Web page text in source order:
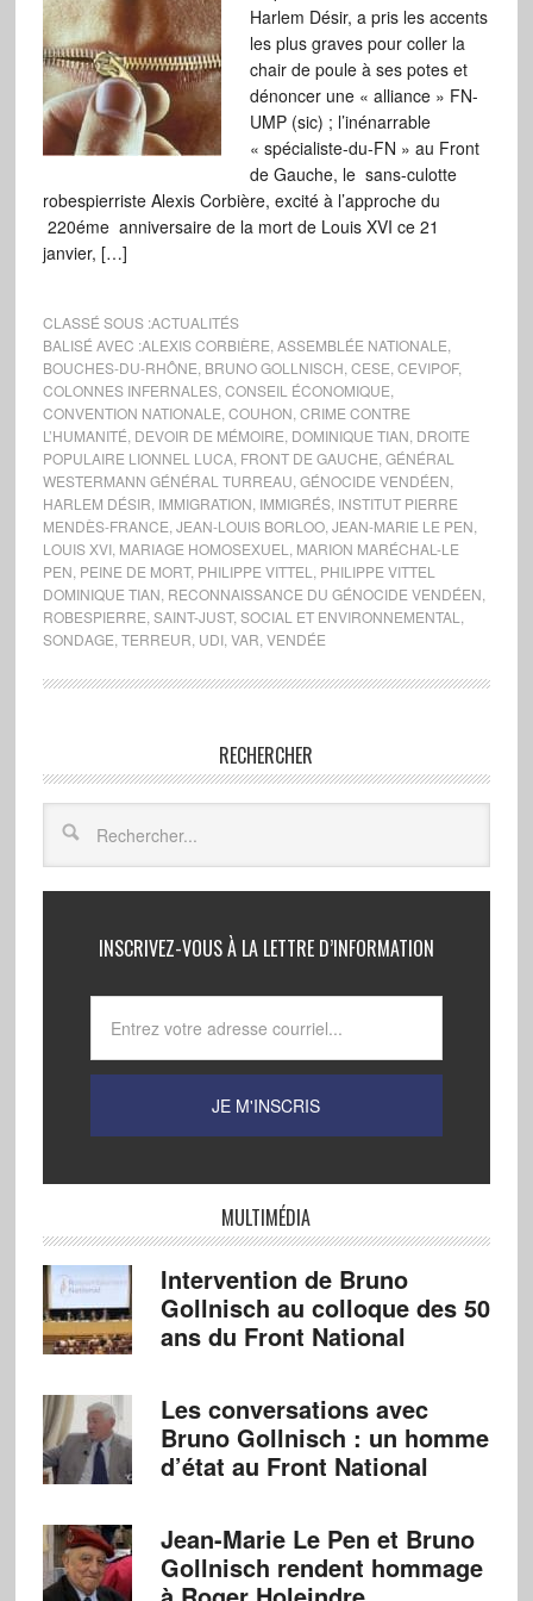
Harlem Désir, a pris les accents
les plus graves pour coller la
chair de poule à ses potes et
dénoncer une « alliance » FN-
UMP (sic) ; l’inénarrable
« spécialiste-du-FN » au Front
de Gauche, le sans-culotte
robespierriste Alexis Corbière, excité à l’approche du
220éme anniversaire de la mort de Louis XVI ce 21
janvier, […]
CLASSÉ SOUS :ACTUALITÉS
BALISÉ AVEC :ALEXIS CORBIÈRE ASSEMBLÉE NATIONALE
BOUCHES-DU-RHÔNE BRUNO GOLLNISCH CESE CEVIPOF,
COLONNES INFERNALES, CONSEIL ÉCONOMIQUE
CONVENTION NATIONALE COUHON CRIME CONTRE
L’HUMANITÉ DEVOIR DE MÉMOIRE DOMINIQUE TIAN DROITE
POPULAIRE LIONNEL LUCA, FRONT DE GAUCHE GÉNÉRAL
WESTERMANN GÉNÉRAL TURREAU GÉNOCIDE VENDÉEN
HARLEM DÉSIR IMMIGRATION IMMIGRÉS, INSTITUT PIERRE
MENDÈS-FRANCE JEAN-LOUIS BORLOO, JEAN-MARIE LE PEN
LOUIS XVI, MARIAGE HOMOSEXUEL
MARION MARÉCHAL-LE
PEN PEINE DE MORT, PHILIPPE VITTEL
PHILIPPE VITTEL
DOMINIQUE TIAN RECONNAISSANCE DU GÉNOCIDE VENDÉEN
ROBESPIERRE SAINT-JUST, SOCIAL ET ENVIRONNEMENTAL
SONDAGE TERREUR UDI, VAR VENDÉE
RECHERCHER
INSCRIVEZ-VOUS À LA LETTRE D’INFORMATION
MULTIMÉDIA
Intervention de Bruno
Gollnisch au colloque des 50
ans du Front National
Les conversations avec
Bruno Gollnisch : un homme
d’état au Front National
Jean-Marie Le Pen et Bruno
Gollnisch rendent hommage